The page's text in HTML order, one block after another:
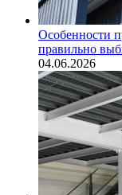
Особенности
правильно
04.06.2026